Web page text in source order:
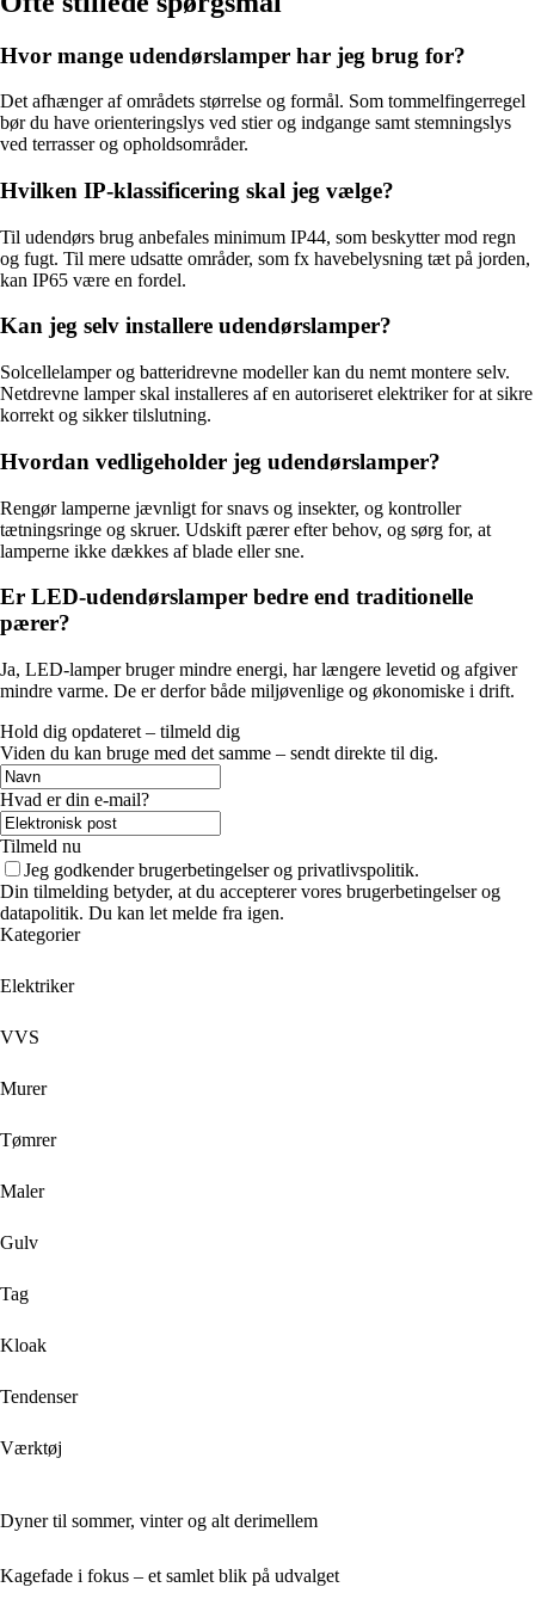
Hvor mange udendørslamper har jeg brug for?
Det afhænger af områdets størrelse og formål. Som tommelfingerregel
bør du have orienteringslys ved stier og indgange samt stemningslys
ved terrasser og opholdsområder.
Hvilken IP-klassificering skal jeg vælge?
Til udendørs brug anbefales minimum IP44, som beskytter mod regn
og fugt. Til mere udsatte områder, som fx havebelysning tæt på jorden,
kan IP65 være en fordel.
Kan jeg selv installere udendørslamper?
Solcellelamper og batteridrevne modeller kan du nemt montere selv.
Netdrevne lamper skal installeres af en autoriseret elektriker for at sikre
korrekt og sikker tilslutning.
Hvordan vedligeholder jeg udendørslamper?
Rengør lamperne jævnligt for snavs og insekter, og kontroller
tætningsringe og skruer. Udskift pærer efter behov, og sørg for, at
lamperne ikke dækkes af blade eller sne.
Er LED-udendørslamper bedre end traditionelle
pærer?
Ja, LED-lamper bruger mindre energi, har længere levetid og afgiver
mindre varme. De er derfor både miljøvenlige og økonomiske i drift.
Hold dig opdateret – tilmeld dig
Viden du kan bruge med det samme – sendt direkte til dig.
Hvad er din e-mail?
Tilmeld nu
Jeg godkender brugerbetingelser og privatlivspolitik.
Din tilmelding betyder, at du accepterer vores brugerbetingelser og
datapolitik. Du kan let melde fra igen.
Kategorier
Elektriker
VVS
Murer
Tømrer
Maler
Gulv
Tag
Kloak
Tendenser
Værktøj
Dyner til sommer, vinter og alt derimellem
Kagefade i fokus – et samlet blik på udvalget